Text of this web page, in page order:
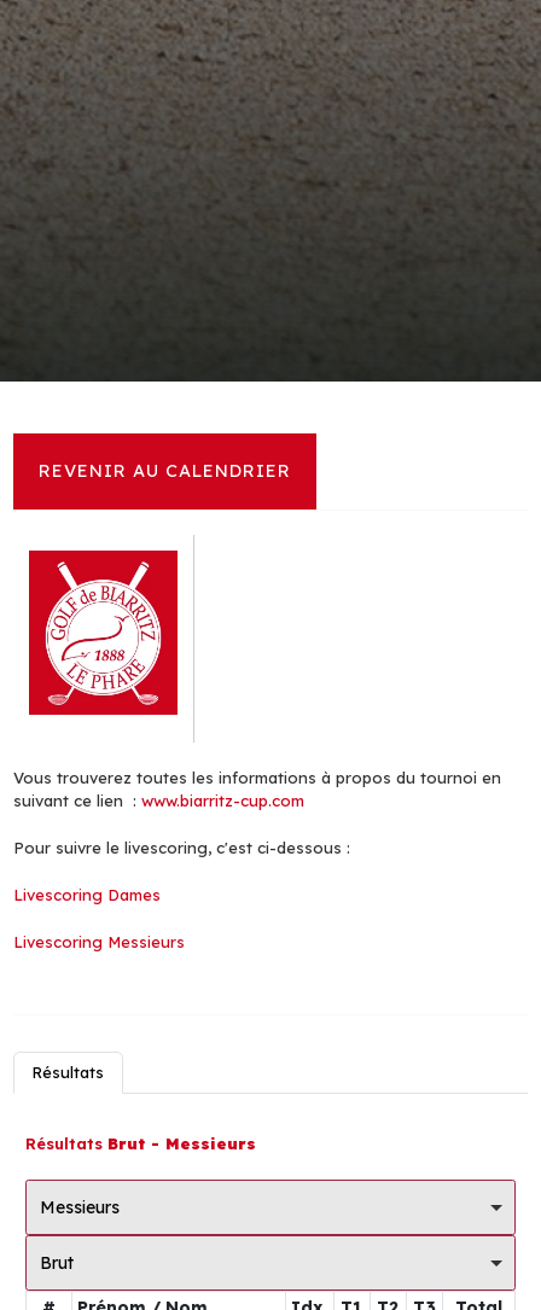
REVENIR AU CALENDRIER
Vous trouverez toutes les informations à propos du tournoi en
suivant ce lien : www.biarritz-cup.com
Pour suivre le livescoring, c'est ci-dessous :
Livescoring Dames
Livescoring Messieurs
Résultats
Résultats Brut - Messieurs
Messieurs
Brut